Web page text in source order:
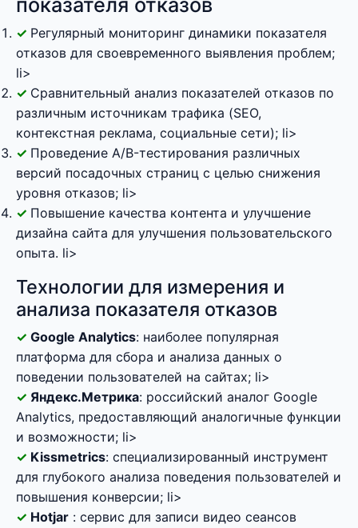
показателя отказов
Регулярный мониторинг динамики показателя
отказов для своевременного выявления проблем;
li>
Сравнительный анализ показателей отказов по
различным источникам трафика (SEO,
контекстная реклама, социальные сети); li>
Проведение A/B-тестирования различных
версий посадочных страниц с целью снижения
уровня отказов; li>
Повышение качества контента и улучшение
дизайна сайта для улучшения пользовательского
опыта. li>
Технологии для измерения и
анализа показателя отказов
Google Analytics: наиболее популярная
платформа для сбора и анализа данных о
поведении пользователей на сайтах; li>
Яндекс.Метрика: российский аналог Google
Analytics, предоставляющий аналогичные функции
и возможности; li>
Kissmetrics: специализированный инструмент
для глубокого анализа поведения пользователей и
повышения конверсии; li>
Hotjar : сервис для записи видео сеансов